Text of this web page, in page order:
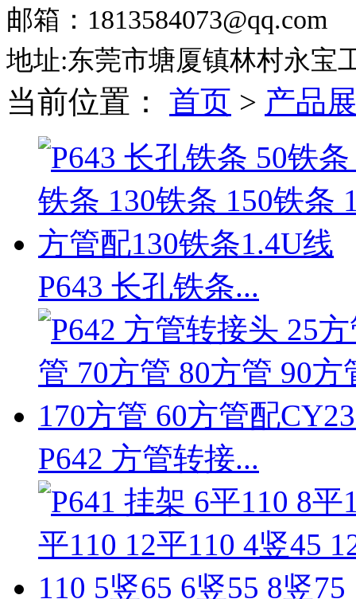
邮箱：1813584073@qq.com
地址:东莞市塘厦镇林村永宝
当前位置： 首页 > 产品
P643 长孔铁条...
P642 方管转接...